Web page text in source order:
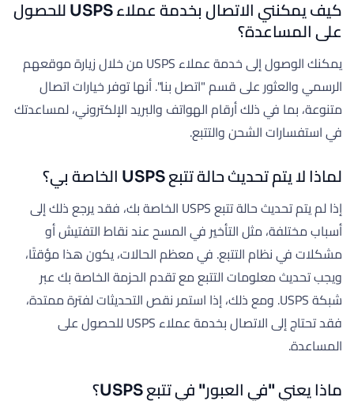
كيف يمكنني الاتصال بخدمة عملاء USPS للحصول
على المساعدة؟
يمكنك الوصول إلى خدمة عملاء USPS من خلال زيارة موقعهم
الرسمي والعثور على قسم "اتصل بنا". أنها توفر خيارات اتصال
متنوعة، بما في ذلك أرقام الهواتف والبريد الإلكتروني، لمساعدتك
في استفسارات الشحن والتتبع.
لماذا لا يتم تحديث حالة تتبع USPS الخاصة بي؟
إذا لم يتم تحديث حالة تتبع USPS الخاصة بك، فقد يرجع ذلك إلى
أسباب مختلفة، مثل التأخير في المسح عند نقاط التفتيش أو
مشكلات في نظام التتبع. في معظم الحالات، يكون هذا مؤقتًا،
ويجب تحديث معلومات التتبع مع تقدم الحزمة الخاصة بك عبر
شبكة USPS. ومع ذلك، إذا استمر نقص التحديثات لفترة ممتدة،
فقد تحتاج إلى الاتصال بخدمة عملاء USPS للحصول على
المساعدة.
ماذا يعني "في العبور" في تتبع USPS؟